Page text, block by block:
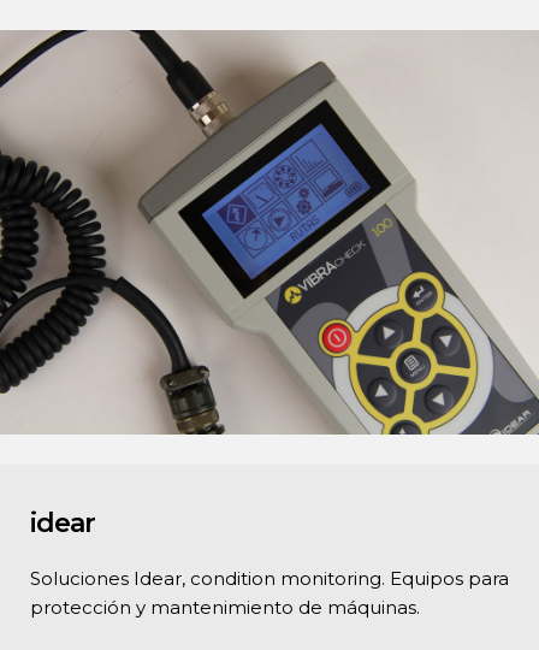
idear
Soluciones Idear, condition monitoring. Equipos para
protección y mantenimiento de máquinas.